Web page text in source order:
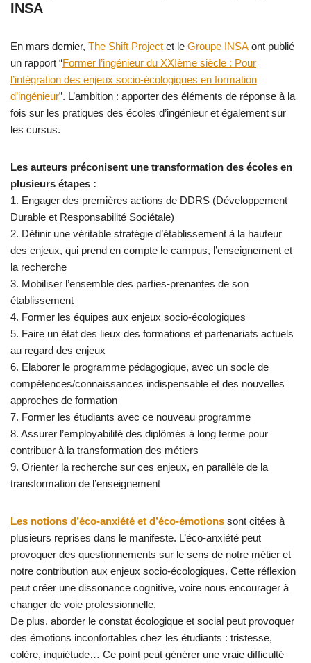
INSA
En mars dernier, The Shift Project et le Groupe INSA ont publié
un rapport “Former l’ingénieur du XXIème siècle : Pour
l’intégration des enjeux socio-écologiques en formation
d’ingénieur”. L’ambition : apporter des éléments de réponse à la
fois sur les pratiques des écoles d’ingénieur et également sur
les cursus.
Les auteurs préconisent une transformation des écoles en
plusieurs étapes :
1. Engager des premières actions de DDRS (Développement
Durable et Responsabilité Sociétale)
2. Définir une véritable stratégie d’établissement à la hauteur
des enjeux, qui prend en compte le campus, l’enseignement et
la recherche
3. Mobiliser l’ensemble des parties-prenantes de son
établissement
4. Former les équipes aux enjeux socio-écologiques
5. Faire un état des lieux des formations et partenariats actuels
au regard des enjeux
6. Elaborer le programme pédagogique, avec un socle de
compétences/connaissances indispensable et des nouvelles
approches de formation
7. Former les étudiants avec ce nouveau programme
8. Assurer l’employabilité des diplômés à long terme pour
contribuer à la transformation des métiers
9. Orienter la recherche sur ces enjeux, en parallèle de la
transformation de l’enseignement
Les notions d’éco-anxiété et d’éco-émotions sont citées à
plusieurs reprises dans le manifeste. L’éco-anxiété peut
provoquer des questionnements sur le sens de notre métier et
notre contribution aux enjeux socio-écologiques. Cette réflexion
peut créer une dissonance cognitive, voire nous encourager à
changer de voie professionnelle.
De plus, aborder le constat écologique et social peut provoquer
des émotions inconfortables chez les étudiants : tristesse,
colère, inquiétude… Ce point peut générer une vraie difficulté